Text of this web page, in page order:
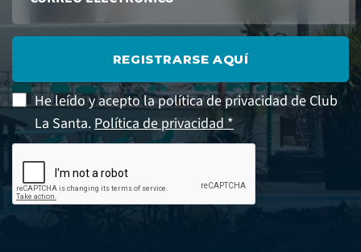
REGISTRARSE AQUÍ
He leído y acepto la política de privacidad de Club
La Santa. Política de privacidad *